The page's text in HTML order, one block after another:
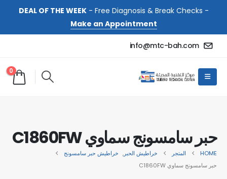
DEAL OF THE WEEK- Free Diagnosis & Break Checks -
Make an Appointment
info@mtc-bah.com
0
حبر سامسونج سماوي C1860FW
HOME المتجر خراطيش الحبر, خراطيش حبر سامسونج
حبر سامسونج سماوي C1860FW